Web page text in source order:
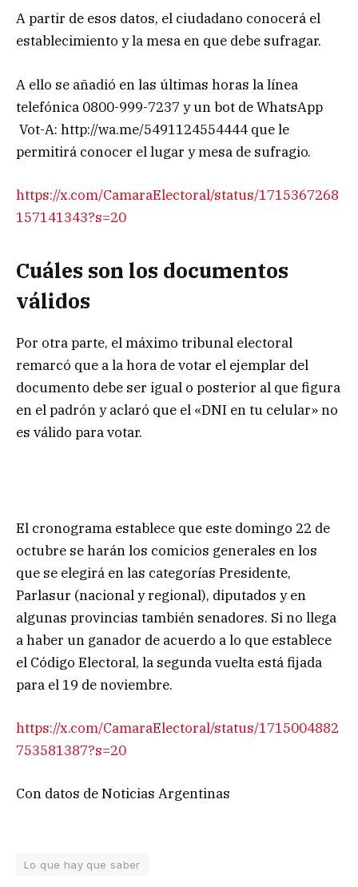
A partir de esos datos, el ciudadano conocerá el
establecimiento y la mesa en que debe sufragar.
A ello se añadió en las últimas horas la línea
telefónica 0800-999-7237 y un bot de WhatsApp
Vot-A: http://wa.me/5491124554444 que le
permitirá conocer el lugar y mesa de sufragio.
https://x.com/CamaraElectoral/status/1715367268
157141343?s=20
Cuáles son los documentos
válidos
Por otra parte, el máximo tribunal electoral
remarcó que a la hora de votar el ejemplar del
documento debe ser igual o posterior al que figura
en el padrón y aclaró que el «DNI en tu celular» no
es válido para votar.
El cronograma establece que este domingo 22 de
octubre se harán los comicios generales en los
que se elegirá en las categorías Presidente,
Parlasur (nacional y regional), diputados y en
algunas provincias también senadores. Si no llega
a haber un ganador de acuerdo a lo que establece
el Código Electoral, la segunda vuelta está fijada
para el 19 de noviembre.
https://x.com/CamaraElectoral/status/1715004882
753581387?s=20
Con datos de Noticias Argentinas
Lo que hay que saber